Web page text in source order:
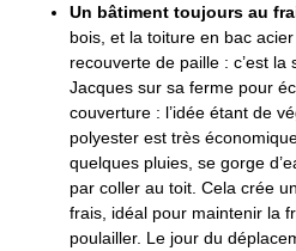
Un bâtiment toujours au
bois, et la toiture en bac
recouverte de paille : c’est la
Jacques sur sa ferme pour
couverture : l’idée étant de
polyester est très
quelques pluies, se gorge
par coller au toit. Cela crée
frais, idéal pour maintenir la
poulailler. Le jour du